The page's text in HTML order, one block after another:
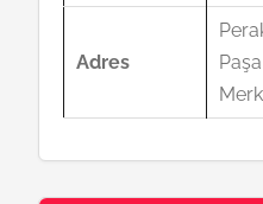
Adres